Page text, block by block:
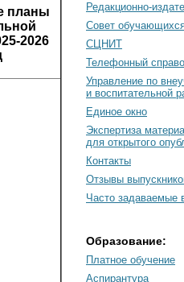
планы
2026
Редакционно-
Cовет
СЦНИТ
Телефонный
Управление по
и воспитательной
Единое окно
Экспертиза
для открытого
Контакты
Отзывы
Часто задаваемые
Образование:
Платное обучение
Аспирантура